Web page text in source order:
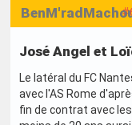
José Angel et
Le latéral du FC
avec l'AS Rome
fin de contrat avec